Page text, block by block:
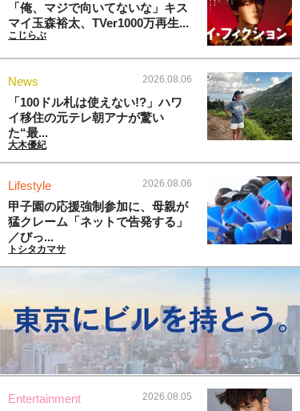
「俺、マジで向いてないな」キス
マイ玉森裕太、TVer1000万再生...
こじらぶ
News 2026.08.06
「100ドル札は使えない!?」ハワ
イ移住の元テレ朝アナが驚い
た“最...
大木優紀
Lifestyle 2026.08.06
甲子園の応援強制参加に、母親が
猛クレーム「ネットで告発する」
／びっ...
トシタカマサ
Entertainment 2026.08.05